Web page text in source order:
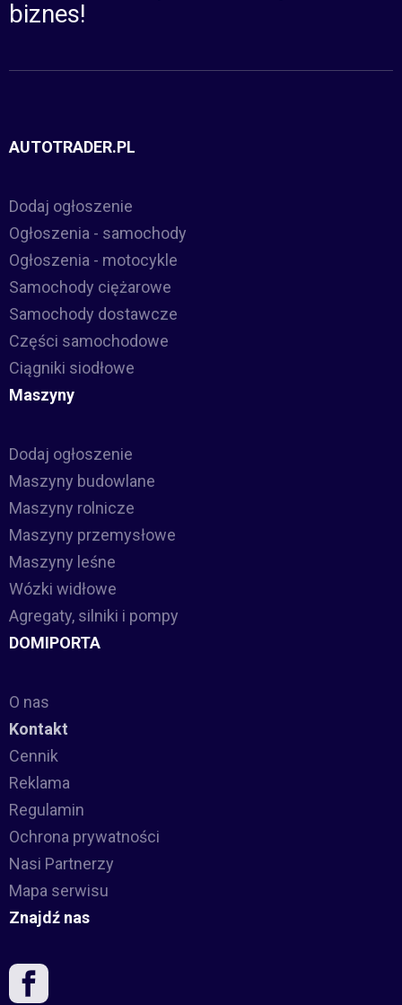
biznes!
AUTOTRADER.PL
Dodaj ogłoszenie
Ogłoszenia - samochody
Ogłoszenia - motocykle
Samochody ciężarowe
Samochody dostawcze
Części samochodowe
Ciągniki siodłowe
Maszyny
Dodaj ogłoszenie
Maszyny budowlane
Maszyny rolnicze
Maszyny przemysłowe
Maszyny leśne
Wózki widłowe
Agregaty, silniki i pompy
DOMIPORTA
O nas
Kontakt
Cennik
Reklama
Regulamin
Ochrona prywatności
Nasi Partnerzy
Mapa serwisu
Znajdź nas